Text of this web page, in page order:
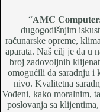
“𝐀𝐌𝐂
dugogodišnjim
računarske opreme,
aparata. Naš cilj je da u
broj zadovoljnih
omogućili da saradnju i
nivo. Kvalitetna
Vođeni, kako moralnim,
poslovanja sa